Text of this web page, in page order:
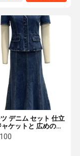
デニム セット 仕立
ケットと 広めのミ
ート
100